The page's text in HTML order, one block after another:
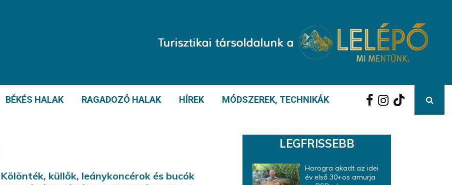
BÉKÉS HALAK RAGADOZÓ HALAK HÍREK MÓDSZEREK, TECHNIKÁK
Kölönték, küllők, leánykoncérok és bucók
LEGFRISSEBB
Horogra akadt az idei
év első 30+os amurja